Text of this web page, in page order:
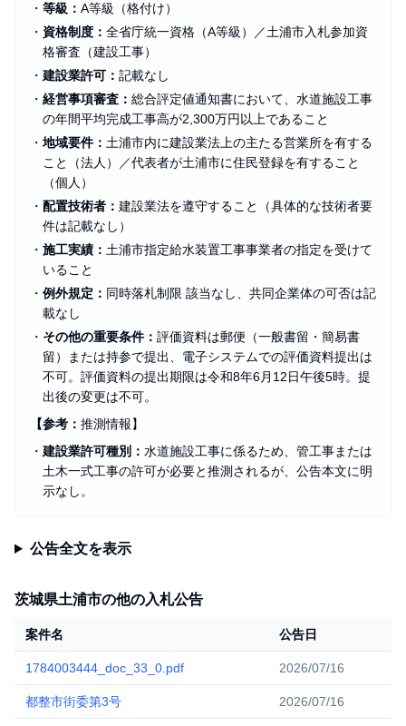
・ 等級： A等級（格付け）
・ 資格制度： 全省庁統一資格（A等級）／土浦市入札参加資
格審査（建設工事）
・ 建設業許可： 記載なし
・ 経営事項審査： 総合評定値通知書において、水道施設工事
の年間平均完成工事高が2,300万円以上であること
・ 地域要件： 土浦市内に建設業法上の主たる営業所を有する
こと（法人）／代表者が土浦市に住民登録を有すること
（個人）
・ 配置技術者： 建設業法を遵守すること（具体的な技術者要
件は記載なし）
・ 施工実績： 土浦市指定給水装置工事事業者の指定を受けて
いること
・ 例外規定： 同時落札制限 該当なし、共同企業体の可否は記
載なし
・ その他の重要条件： 評価資料は郵便（一般書留・簡易書
留）または持参で提出、電子システムでの評価資料提出は
不可。評価資料の提出期限は令和8年6月12日午後5時。提
出後の変更は不可。
【参考： 推測情報】
・ 建設業許可種別： 水道施設工事に係るため、管工事または
土木一式工事の許可が必要と推測されるが、公告本文に明
示なし。
公告全文を表示
茨城県土浦市の他の入札公告
案件名 公告日
1784003444_doc_33_0.pdf 2026/07/16
都整市街委第3号 2026/07/16